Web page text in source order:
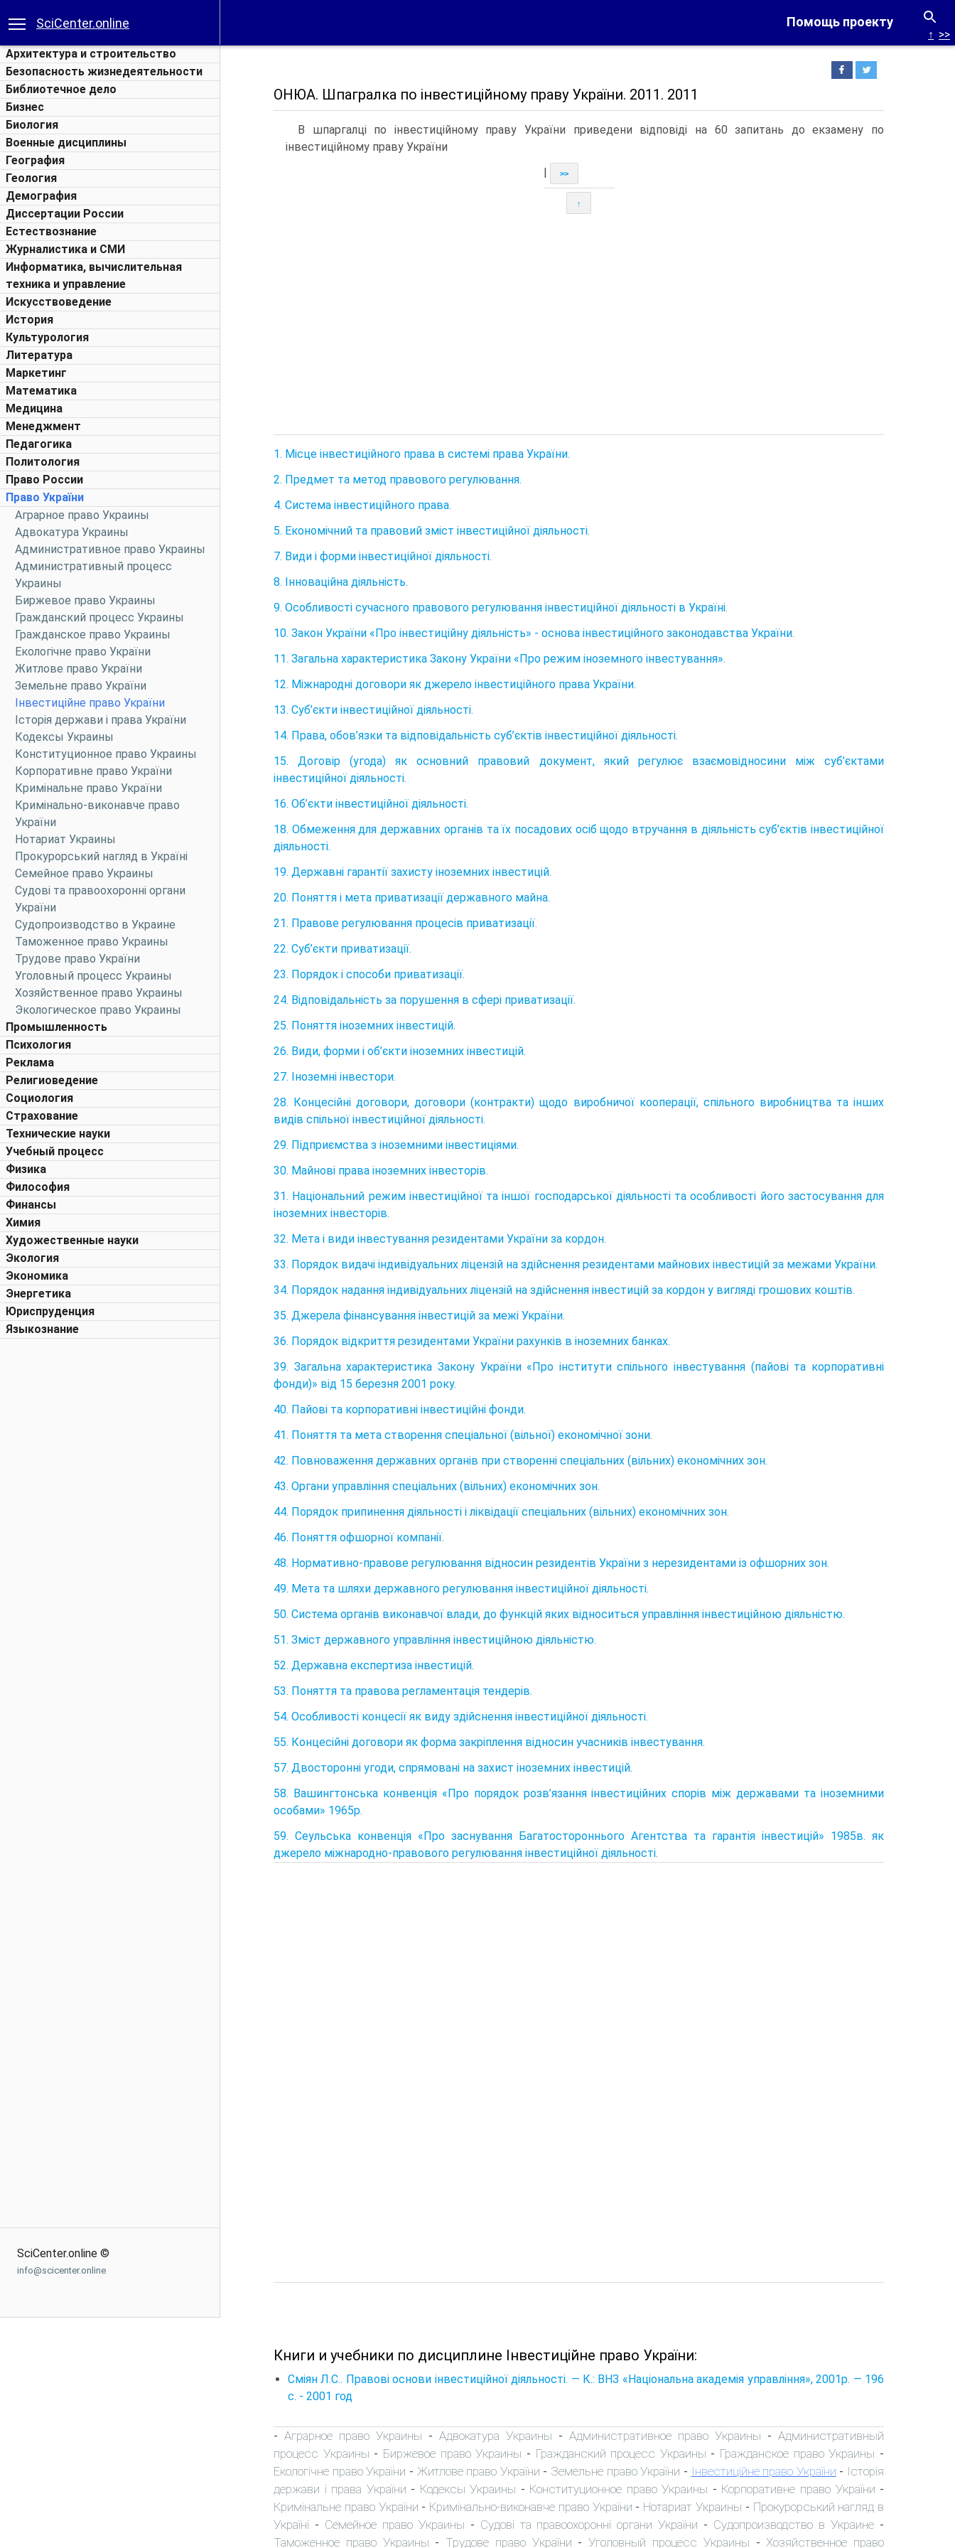
Помощь проекту
SciCenter.online
Архитектура и строительство
Безопасность жизнедеятельности
Библиотечное дело
Бизнес
Биология
Военные дисциплины
География
Геология
Демография
Диссертации России
Естествознание
Журналистика и СМИ
Информатика, вычислительная
техника и управление
Искусствоведение
История
Культурология
Литература
Маркетинг
Математика
Медицина
Менеджмент
Педагогика
Политология
Право России
Право України
Аграрное право Украины
Адвокатура Украины
Административное право Украины
Административный процесс
Украины
Биржевое право Украины
Гражданский процесс Украины
Гражданское право Украины
Екологічне право України
Житлове право України
Земельне право України
Інвестиційне право України
Історія держави і права України
Кодексы Украины
Конституционное право Украины
Корпоративне право України
Кримінальне право України
Кримінально-виконавче право
України
Нотариат Украины
Прокурорський нагляд в Україні
Семейное право Украины
Судові та правоохоронні органи
України
Судопроизводство в Украине
Таможенное право Украины
Трудове право України
Уголовный процесс Украины
Хозяйственное право Украины
Экологическое право Украины
Промышленность
Психология
Реклама
Религиоведение
Социология
Страхование
Технические науки
Учебный процесс
Физика
Философия
Финансы
Химия
Художественные науки
Экология
Экономика
Энергетика
Юриспруденция
Языкознание
SciCenter.online ©
info@scicenter.online
↑ >>
ОНЮА. Шпагралка по інвестиційному праву України. 2011. 2011
В шпаргалці по інвестиційному праву України приведени відповіді на 60 запитань до екзамену по
інвестиційному праву України
>>
↑
1. Місце інвестиційного права в системі права України.
2. Предмет та метод правового регулювання.
4. Система інвестиційного права.
5. Економічний та правовий зміст інвестиційної діяльності.
7. Види і форми інвестиційної діяльності.
8. Інноваційна діяльність.
9. Особливості сучасного правового регулювання інвестиційної діяльності в Україні.
10. Закон України «Про інвестиційну діяльність» - основа інвестиційного законодавства України.
11. Загальна характеристика Закону України «Про режим іноземного інвестування».
12. Міжнародні договори як джерело інвестиційного права України.
13. Суб’єкти інвестиційної діяльності.
14. Права, обов’язки та відповідальність суб’єктів інвестиційної діяльності.
15. Договір (угода) як основний правовий документ, який регулює взаємовідносини між суб’єктами
інвестиційної діяльності.
16. Об’єкти інвестиційної діяльності.
18. Обмеження для державних органів та їх посадових осіб щодо втручання в діяльність суб’єктів інвестиційної
діяльності.
19. Державні гарантії захисту іноземних інвестицій.
20. Поняття і мета приватизації державного майна.
21. Правове регулювання процесів приватизації.
22. Суб’єкти приватизації.
23. Порядок і способи приватизації.
24. Відповідальність за порушення в сфері приватизації.
25. Поняття іноземних інвестицій.
26. Види, форми і об’єкти іноземних інвестицій.
27. Іноземні інвестори.
28. Концесійні договори, договори (контракти) щодо виробничої кооперації, спільного виробництва та інших
видів спільної інвестиційної діяльності.
29. Підприємства з іноземними інвестиціями.
30. Майнові права іноземних інвесторів.
31. Національний режим інвестиційної та іншої господарської діяльності та особливості його застосування для
іноземних інвесторів.
32. Мета і види інвестування резидентами України за кордон.
33. Порядок видачі індивідуальних ліцензій на здійснення резидентами майнових інвестицій за межами України.
34. Порядок надання індивідуальних ліцензій на здійснення інвестицій за кордон у вигляді грошових коштів.
35. Джерела фінансування інвестицій за межі України.
36. Порядок відкриття резидентами України рахунків в іноземних банках.
39. Загальна характеристика Закону України «Про інститути спільного інвестування (пайові та корпоративні
фонди)» від 15 березня 2001 року.
40. Пайові та корпоративні інвестиційні фонди.
41. Поняття та мета створення спеціальної (вільної) економічної зони.
42. Повноваження державних органів при створенні спеціальних (вільних) економічних зон.
43. Органи управління спеціальних (вільних) економічних зон.
44. Порядок припинення діяльності і ліквідації спеціальних (вільних) економічних зон.
46. Поняття офшорної компанії.
48. Нормативно-правове регулювання відносин резидентів України з нерезидентами із офшорних зон.
49. Мета та шляхи державного регулювання інвестиційної діяльності.
50. Система органів виконавчої влади, до функцій яких відноситься управління інвестиційною діяльністю.
51. Зміст державного управління інвестиційною діяльністю.
52. Державна експертиза інвестицій.
53. Поняття та правова регламентація тендерів.
54. Особливості концесії як виду здійснення інвестиційної діяльності.
55. Концесійні договори як форма закріплення відносин учасників інвестування.
57. Двосторонні угоди, спрямовані на захист іноземних інвестицій.
58. Вашингтонська конвенція «Про порядок розв’язання інвестиційних спорів між державами та іноземними
особами» 1965р.
59. Сеульська конвенція «Про заснування Багатостороннього Агентства та гарантія інвестицій» 1985в. як
джерело міжнародно-правового регулювання інвестиційної діяльності.
Книги и учебники по дисциплине Інвестиційне право України:
Сміян Л.С.. Правові основи інвестиційної діяльності. — К.: ВНЗ «Національна академія управління», 2001р. — 196
с. - 2001 год
- Аграрное право Украины - Адвокатура Украины - Административное право Украины - Административный
процесс Украины - Биржевое право Украины - Гражданский процесс Украины - Гражданское право Украины -
Екологічне право України - Житлове право України - Земельне право України - Інвестиційне право України - Історія
держави і права України - Кодексы Украины - Конституционное право Украины - Корпоративне право України -
Кримінальне право України - Кримінально-виконавче право України - Нотариат Украины - Прокурорський нагляд в
Україні - Семейное право Украины - Судові та правоохоронні органи України - Судопроизводство в Украине -
Таможенное право Украины - Трудове право України -Уголовный процесс Украины - Хозяйственное право